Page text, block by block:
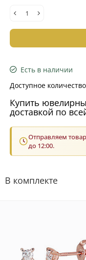
Есть в наличии
Доступное
Купить
доставкой по
Отправляем
до 12:00.
В комплекте